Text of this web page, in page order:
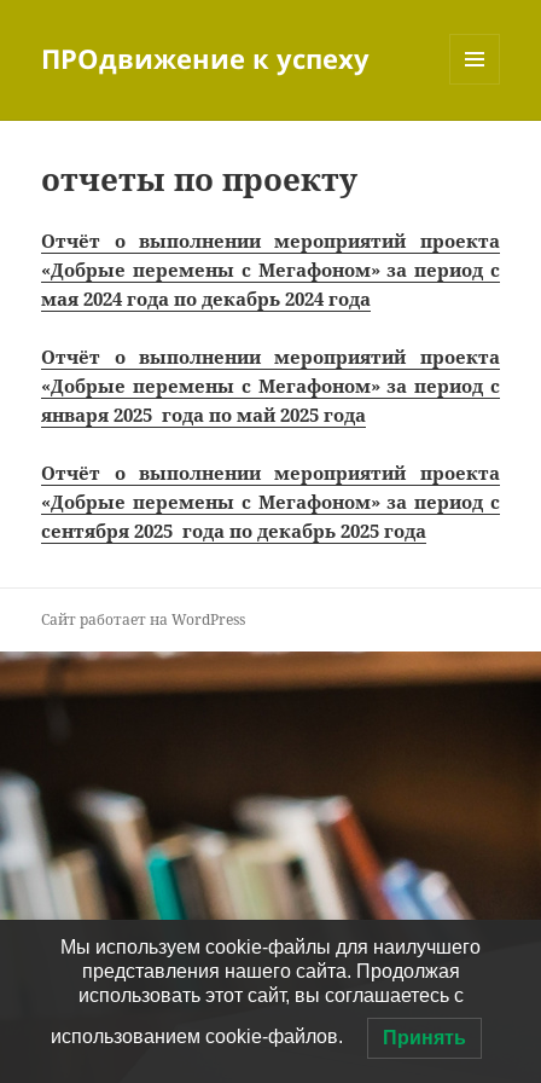
ПРОдвижение к успеху
отчеты по проекту
Отчёт о выполнении мероприятий проекта
«Добрые перемены с Мегафоном» за период с
мая 2024 года по декабрь 2024 года
Отчёт о выполнении мероприятий проекта
«Добрые перемены с Мегафоном» за период с
января 2025 года по май 2025 года
Отчёт о выполнении мероприятий проекта
«Добрые перемены с Мегафоном» за период с
сентября 2025 года по декабрь 2025 года
Сайт работает на WordPress
Мы используем cookie-файлы для наилучшего
представления нашего сайта. Продолжая
использовать этот сайт, вы соглашаетесь с
использованием cookie-файлов. Принять